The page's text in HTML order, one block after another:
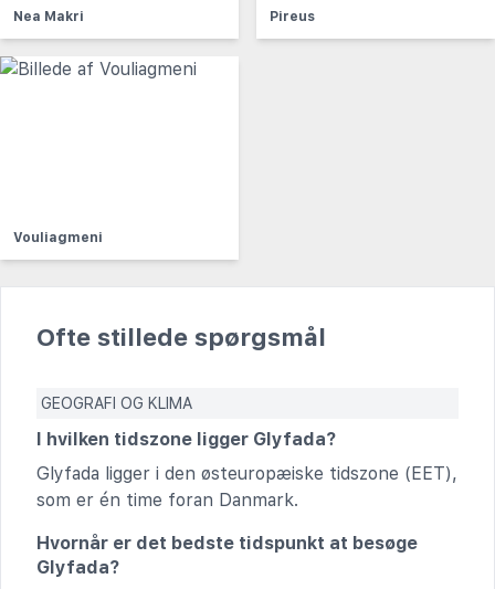
Nea Makri Pireus
Vouliagmeni
Ofte stillede spørgsmål
GEOGRAFI OG KLIMA
I hvilken tidszone ligger Glyfada?
Glyfada ligger i den østeuropæiske tidszone (EET),
som er én time foran Danmark.
Hvornår er det bedste tidspunkt at besøge
Glyfada?